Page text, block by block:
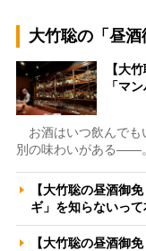
大竹聡の「昼酒
【大
「マ
お酒はいつ飲んでも
別の味わいがある――
【大竹聡の昼酒御
ギ」を知らないっ
【大竹聡の昼酒御